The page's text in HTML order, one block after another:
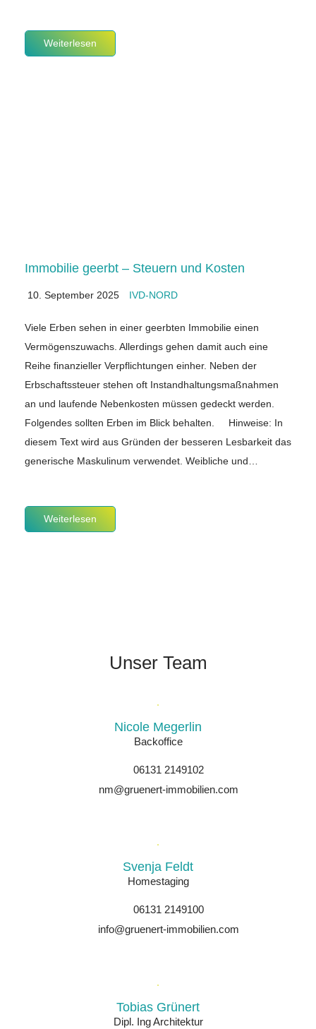
Weiterlesen
Immobilie geerbt – Steuern und Kosten
10. September 2025 IVD-NORD
Viele Erben sehen in einer geerbten Immobilie einen
Vermögenszuwachs. Allerdings gehen damit auch eine
Reihe finanzieller Verpflichtungen einher. Neben der
Erbschaftssteuer stehen oft Instandhaltungsmaßnahmen
an und laufende Nebenkosten müssen gedeckt werden.
Folgendes sollten Erben im Blick behalten. Hinweise: In
diesem Text wird aus Gründen der besseren Lesbarkeit das
generische Maskulinum verwendet. Weibliche und…
Weiterlesen
Unser Team
Nicole Megerlin
Backoffice
06131 2149102
nm@gruenert-immobilien.com
Svenja Feldt
Homestaging
06131 2149100
info@gruenert-immobilien.com
Tobias Grünert
Dipl. Ing Architektur